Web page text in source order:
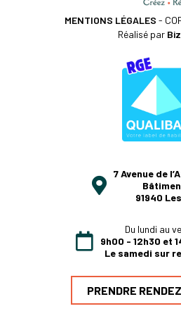
7 Avenue de
91940
Du lundi au
9h00 - 12h30 et
Le samedi sur
PRENDRE
MENTIONS LÉGALES -
Réalisé par